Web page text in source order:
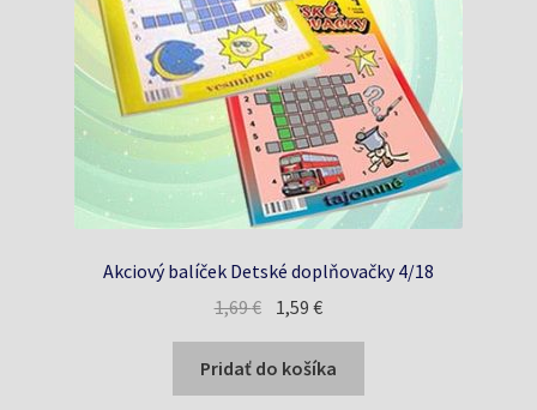
Akciový balíček Detské doplňovačky 4/18
1,69€ Pôvodná
cena
bola:
1,69 €.
1,59€Aktuálna
cena
je:
1,59 €.
Pridať do košíka